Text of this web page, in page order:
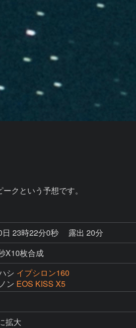
クという予想です。
23時22分0秒
露出 20分
X10枚合成
シ イプシロン160
ン EOS KISS X5
拡大